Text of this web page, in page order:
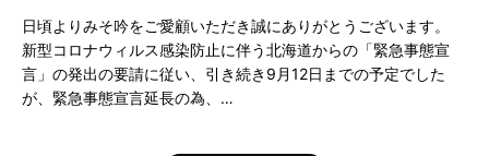
日頃よりみそ吟をご愛顧いただき誠にありがとうございます。
新型コロナウィルス感染防止に伴う北海道からの「緊急事態宣
言」の発出の要請に従い、引き続き9月12日までの予定でした
が、緊急事態宣言延長の為、…